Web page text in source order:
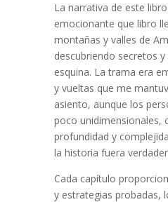
La narrativa de este
emocionante que libro
montañas y valles de
descubriendo secretos
esquina. La trama era
y vueltas que me
asiento, aunque los
poco unidimensionales,
profundidad y
la historia fuera
Cada capítulo
y estrategias probadas,